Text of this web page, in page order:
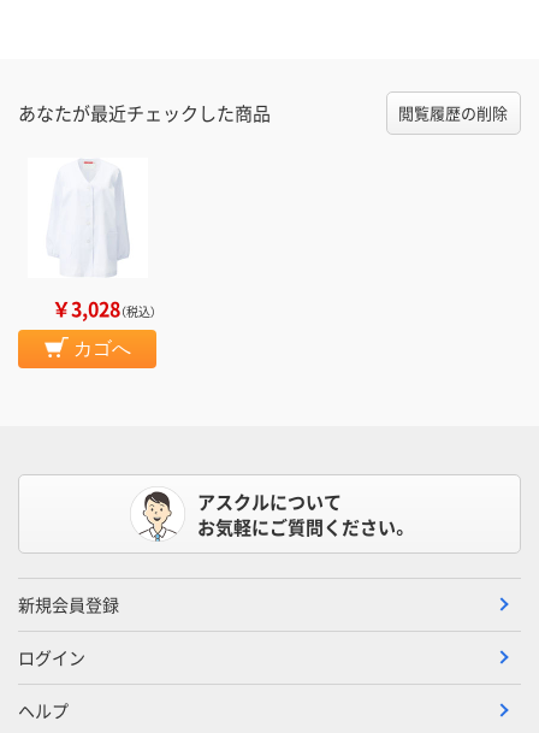
あなたが最近チェックした商品 閲覧履歴の削除
￥3,028（税込）
カゴへ
アスクルについて
お気軽にご質問ください。
新規会員登録
ログイン
ヘルプ